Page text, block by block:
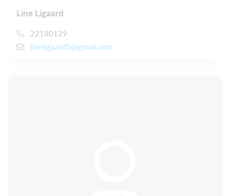
Line Ligaard
22180129
lineligaard5@gmail.com